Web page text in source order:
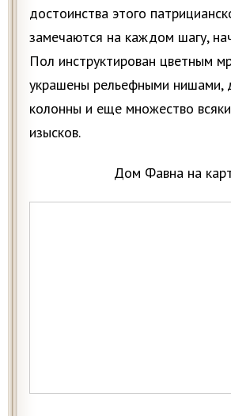
достоинства этого
замечаются на каждом шагу,
Пол инструктирован цветным
украшены рельефными нишами,
колонны и еще множество
изысков.
Дом Фавна на